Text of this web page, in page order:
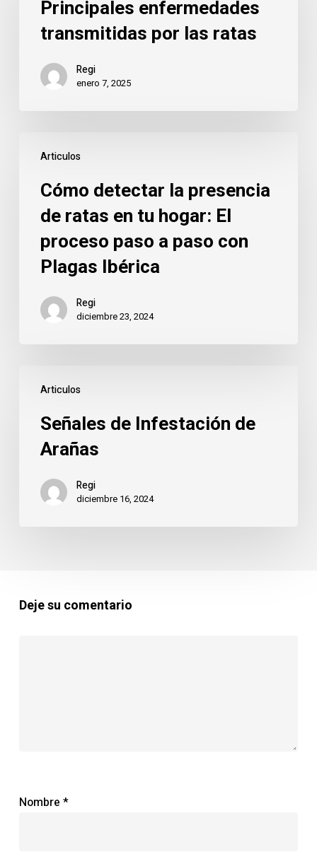
Principales enfermedades
transmitidas por las ratas
Regi
enero 7, 2025
Articulos
detectar
presencia
ratas
hogar:
Ibérica
Cómo detectar la presencia
de ratas en tu hogar: El
proceso paso a paso con
Plagas Ibérica
Regi
diciembre 23, 2024
Articulos
Infestación
Arañas
Señales de Infestación de
Arañas
Regi
diciembre 16, 2024
Deje su comentario
Nombre *